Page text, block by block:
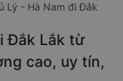
Lý - Hà Nam đi Đắk
Đắk Lắk từ
cao, uy tín,